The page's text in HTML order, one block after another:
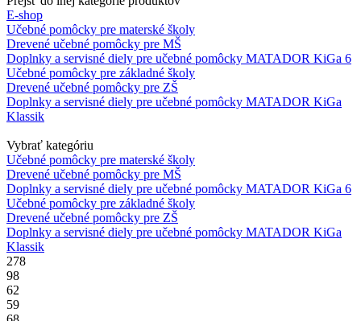
E-shop
Učebné pomôcky pre materské školy
Drevené učebné pomôcky pre MŠ
Doplnky a servisné diely pre učebné pomôcky MATADOR KiGa 6
Učebné pomôcky pre základné školy
Drevené učebné pomôcky pre ZŠ
Doplnky a servisné diely pre učebné pomôcky MATADOR KiGa
Klassik
Vybrať kategóriu
Učebné pomôcky pre materské školy
Drevené učebné pomôcky pre MŠ
Doplnky a servisné diely pre učebné pomôcky MATADOR KiGa 6
Učebné pomôcky pre základné školy
Drevené učebné pomôcky pre ZŠ
Doplnky a servisné diely pre učebné pomôcky MATADOR KiGa
Klassik
278
98
62
59